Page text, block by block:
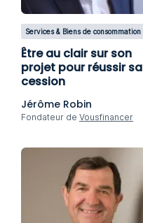
Services & Biens de consommation
Être au clair sur son
projet pour réussir sa
cession
Jérôme Robin
Fondateur de Vousfinancer